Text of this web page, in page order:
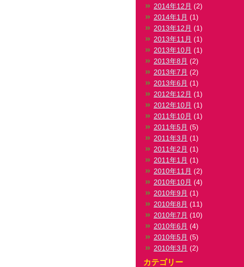
2014年12月 (2)
2014年1月 (1)
2013年12月 (1)
2013年11月 (1)
2013年10月 (1)
2013年8月 (2)
2013年7月 (2)
2013年6月 (1)
2012年12月 (1)
2012年10月 (1)
2011年10月 (1)
2011年5月 (5)
2011年3月 (1)
2011年2月 (1)
2011年1月 (1)
2010年11月 (2)
2010年10月 (4)
2010年9月 (1)
2010年8月 (11)
2010年7月 (10)
2010年6月 (4)
2010年5月 (5)
2010年3月 (2)
カテゴリー